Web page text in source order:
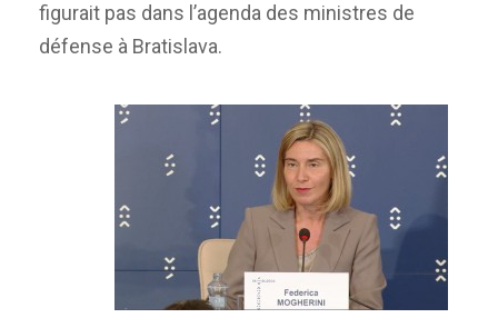
figurait pas dans l’agenda des ministres de
défense à Bratislava.